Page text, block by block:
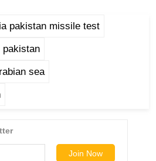
pakistan missile test
pakistan
sea